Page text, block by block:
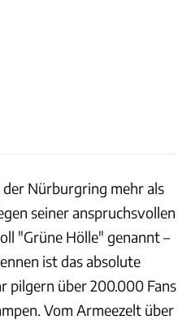
Nürburgring mehr als
seiner anspruchsvollen
"Grüne Hölle" genannt –
ist das absolute
pilgern über 200.000 Fans
Vom Armeezelt über